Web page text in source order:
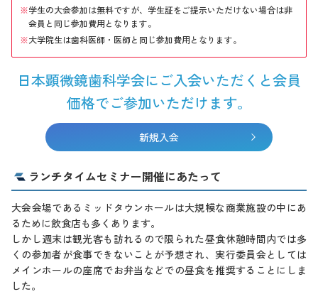
学生の大会参加は無料ですが、学生証をご提示いただけない場合は非
会員と同じ参加費用となります。
大学院生は歯科医師・医師と同じ参加費用となります。
日本顕微鏡歯科学会にご入会いただくと会員
価格でご参加いただけます。
新規入会
ランチタイムセミナー開催にあたって
大会会場であるミッドタウンホールは大規模な商業施設の中にあ
るために飲食店も多くあります。
しかし週末は観光客も訪れるので限られた昼食休憩時間内では多
くの参加者が食事できないことが予想され、実行委員会としては
メインホールの座席でお弁当などでの昼食を推奨することにしま
した。